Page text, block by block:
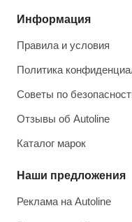
Информация
Правила и условия
Политика
Советы по
Отзывы об Autoline
Каталог марок
Наши предложения
Реклама на Autoline